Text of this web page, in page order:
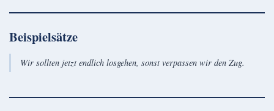
Beispielsätze
Wir sollten jetzt endlich losgehen, sonst verpassen wir den Zug.